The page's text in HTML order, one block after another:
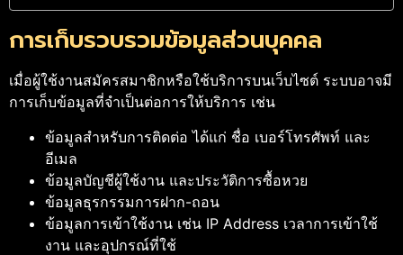
การเก็บรวบรวมข้อมูลส่วนบุคคล
เมื่อผู้ใช้งานสมัครสมาชิกหรือใช้บริการบนเว็บไซต์ ระบบอาจมี
การเก็บข้อมูลที่จำเป็นต่อการให้บริการ เช่น
ข้อมูลสำหรับการติดต่อ ได้แก่ ชื่อ เบอร์โทรศัพท์ และ
อีเมล
ข้อมูลบัญชีผู้ใช้งาน และประวัติการซื้อหวย
ข้อมูลธุรกรรมการฝาก-ถอน
ข้อมูลการเข้าใช้งาน เช่น IP Address เวลาการเข้าใช้
งาน และอุปกรณ์ที่ใช้